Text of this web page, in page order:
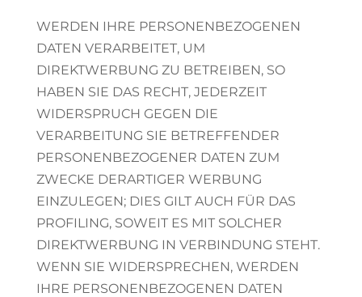
WERDEN IHRE PERSONENBEZOGENEN
DATEN VERARBEITET, UM
DIREKTWERBUNG ZU BETREIBEN, SO
HABEN SIE DAS RECHT, JEDERZEIT
WIDERSPRUCH GEGEN DIE
VERARBEITUNG SIE BETREFFENDER
PERSONENBEZOGENER DATEN ZUM
ZWECKE DERARTIGER WERBUNG
EINZULEGEN; DIES GILT AUCH FÜR DAS
PROFILING, SOWEIT ES MIT SOLCHER
DIREKTWERBUNG IN VERBINDUNG STEHT.
WENN SIE WIDERSPRECHEN, WERDEN
IHRE PERSONENBEZOGENEN DATEN